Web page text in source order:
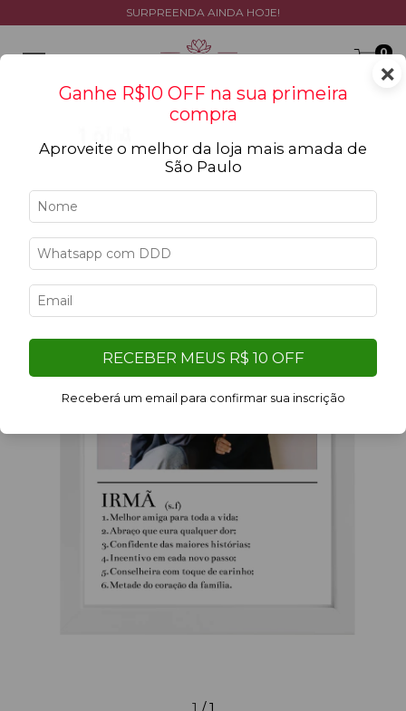
SURPREENDA AINDA HOJE!
0
×
Ganhe R$10 OFF na sua primeira
compra
Aproveite o melhor da loja mais amada de
São Paulo
RECEBER MEUS R$ 10 OFF
Receberá um email para confirmar sua inscrição